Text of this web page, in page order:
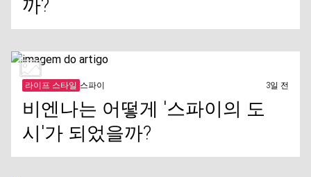
까?
라이프 스타일 스파이 3일 전
비엔나는 어떻게 '스파이의 도
시'가 되었을까?